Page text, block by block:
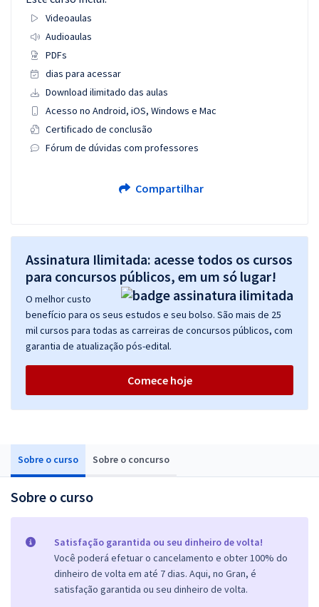
Sobre o curso Sobre o concurso
Sobre o curso
Satisfação garantida ou seu dinheiro de volta!
Você poderá efetuar o cancelamento e obter 100% do
dinheiro de volta em até 7 dias. Aqui, no Gran, é
satisfação garantida ou seu dinheiro de volta.
Videoaulas
Audioaulas
PDFs
dias para acessar
Download ilimitado das aulas
Acesso no Android, iOS, Windows e Mac
Certificado de conclusão
Fórum de dúvidas com professores
Compartilhar
Assinatura Ilimitada: acesse todos os cursos
para concursos públicos, em um só lugar!
O melhor custo
benefício para os seus estudos e seu bolso. São mais de 25
mil cursos para todas as carreiras de concursos públicos, com
garantia de atualização pós-edital.
Comece hoje